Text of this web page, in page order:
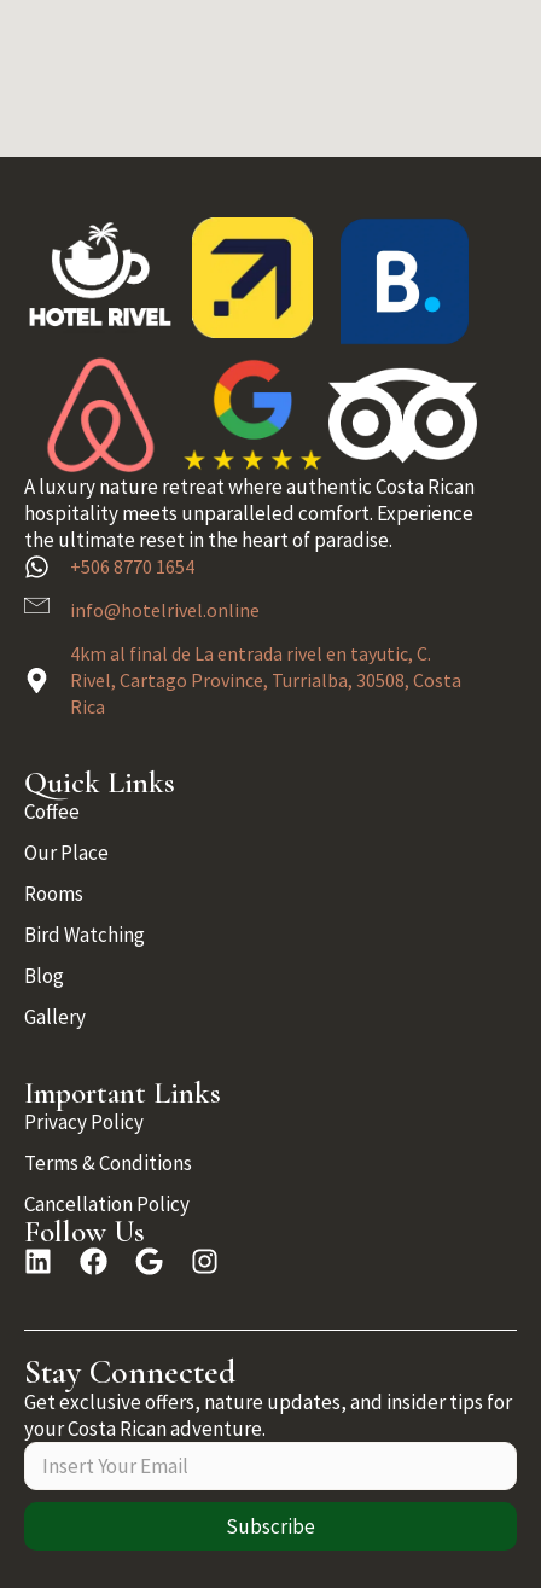
A luxury nature retreat where authentic Costa Rican
hospitality meets unparalleled comfort. Experience
the ultimate reset in the heart of paradise.
+506 8770 1654
info@hotelrivel.online
4km al final de La entrada rivel en tayutic, C.
Rivel, Cartago Province, Turrialba, 30508, Costa
Rica
Quick Links
Coffee
Our Place
Rooms
Bird Watching
Blog
Gallery
Important Links
Privacy Policy
Terms & Conditions
Cancellation Policy
Follow Us
Stay Connected
Get exclusive offers, nature updates, and insider tips for
your Costa Rican adventure.
Subscribe